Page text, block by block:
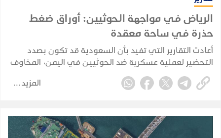
الرياض في مواجهة الحوثيين: أوراق ضغط
حذرة في ساحة معقدة
أعادت التقارير التي تفيد بأن السعودية قد تكون بصدد
التحضير لعملية عسكرية ضد الحوثيين في اليمن، المخاوف
من أن تنجر الرياض مجددًا إلى حرب برية مباشرة. لكن الأدلة
المتوفرة حاليًا تشير إلى تخطيط احترازي وإعادة تموضع
المزيد